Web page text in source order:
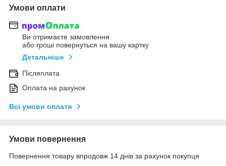
Умови оплати
Ви отримаєте замовлення
або гроші повернуться на вашу картку
Детальніше
Післяплата
Оплата на рахунок
Всі умови оплати
Умови повернення
Повернення товару впродовж 14 днів за рахунок покупця